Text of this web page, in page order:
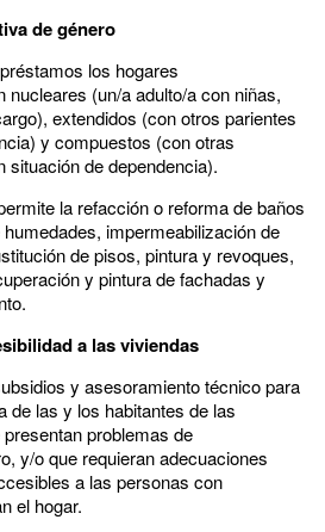
de género
los hogares
nucleares (un/a adulto/a con niñas,
extendidos (con otros parientes
y compuestos (con otras
situación de dependencia).
la refacción o reforma de baños
impermeabilización de
de pisos, pintura y revoques,
y pintura de fachadas y
a las viviendas
y asesoramiento técnico para
de las y los habitantes de las
problemas de
y/o que requieran adecuaciones
a las personas con
el hogar.